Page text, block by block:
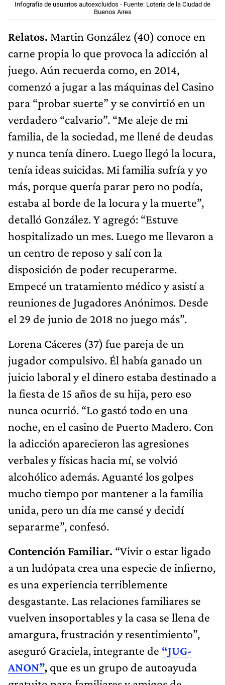
Infografía de usuarios autoexcluidos - Fuente: Lotería de la Ciudad de
Buenos Aires
Relatos. Martin González (40) conoce en
carne propia lo que provoca la adicción al
juego. Aún recuerda como, en 2014,
comenzó a jugar a las máquinas del Casino
para “probar suerte” y se convirtió en un
verdadero “calvario”. “Me aleje de mi
familia, de la sociedad, me llené de deudas
y nunca tenía dinero. Luego llegó la locura,
tenía ideas suicidas. Mi familia sufría y yo
más, porque quería parar pero no podía,
estaba al borde de la locura y la muerte”,
detalló González. Y agregó: “Estuve
hospitalizado un mes. Luego me llevaron a
un centro de reposo y salí con la
disposición de poder recuperarme.
Empecé un tratamiento médico y asistí a
reuniones de Jugadores Anónimos. Desde
el 29 de junio de 2018 no juego más”.
Lorena Cáceres (37) fue pareja de un
jugador compulsivo. Él había ganado un
juicio laboral y el dinero estaba destinado a
la fiesta de 15 años de su hija, pero eso
nunca ocurrió. “Lo gastó todo en una
noche, en el casino de Puerto Madero. Con
la adicción aparecieron las agresiones
verbales y físicas hacia mí, se volvió
alcohólico además. Aguanté los golpes
mucho tiempo por mantener a la familia
unida, pero un día me cansé y decidí
separarme”, confesó.
Contención Familiar. “Vivir o estar ligado
a un ludópata crea una especie de infierno,
es una experiencia terriblemente
desgastante. Las relaciones familiares se
vuelven insoportables y la casa se llena de
amargura, frustración y resentimiento”,
aseguró Graciela, integrante de “JUG-
ANON”, que es un grupo de autoayuda